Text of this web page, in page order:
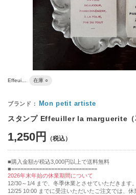
Effeui… 在庫 ○
Mon petit artiste
スタンプ Effeuiller la marguerite（
1,250円
購入金額が税込3,000円以上で送料無料
============================
2026年末年始の休業期間について
12/30～1/4 まで、冬季休業とさせていただきます。
12/25 10:00 までに受注いただいたご注文では、休